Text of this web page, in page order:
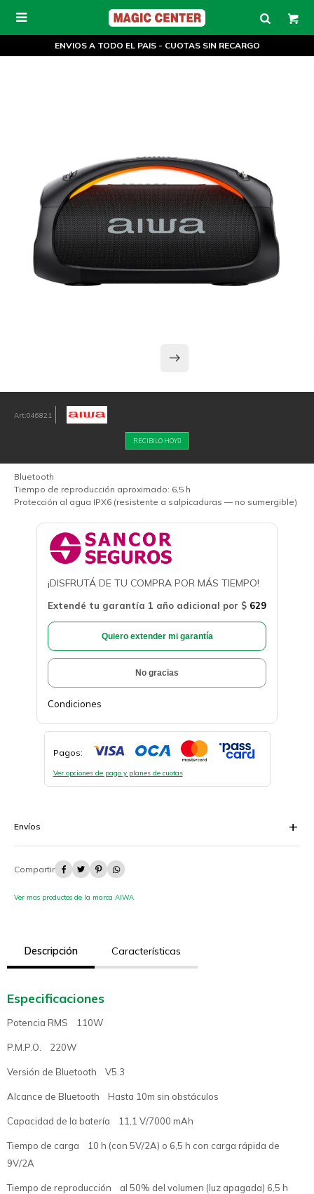

ENVIOS A TODO EL PAIS - CUOTAS SIN RECARGO
046821
RECIBILO HOY
Bluetooth
Tiempo de reproducción aproximado: 6,5 h
Protección al agua IPX6 (resistente a salpicaduras — no sumergible)
¡DISFRUTÁ DE TU COMPRA POR MÁS TIEMPO!
Extendé tu garantía 1 año adicional por $ 629
Quiero extender mi garantía
No gracias
Condiciones
Pagos:
Ver opciones de pago y planes de cuotas
Envíos
   
Ver mas productos de la marca AIWA
Descripción Características
Especificaciones
Potencia RMS 110W
P.M.P.O. 220W
Versión de Bluetooth V5.3
Alcance de Bluetooth Hasta 10m sin obstáculos
Capacidad de la batería 11,1 V/7000 mAh
Tiempo de carga 10 h (con 5V/2A) o 6,5 h con carga rápida de
9V/2A
Tiempo de reproducción al 50% del volumen (luz apagada) 6,5 h